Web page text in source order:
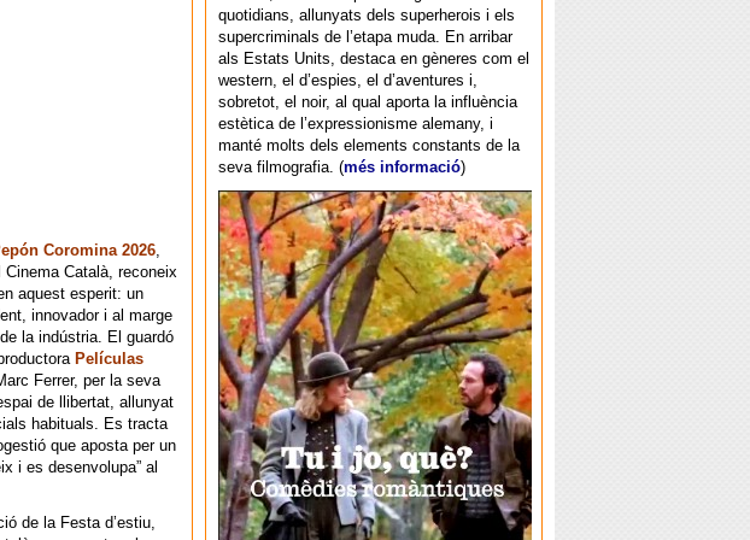
quotidians, allunyats dels superherois i els
supercriminals de l’etapa muda. En arribar
als Estats Units, destaca en gèneres com el
western, el d’espies, el d’aventures i,
sobretot, el noir, al qual aporta la influència
estètica de l’expressionisme alemany, i
manté molts dels elements constants de la
seva filmografia. (més informació)
Coromina 2026,
Cinema Català, reconeix
aquest esperit: un
innovador i al marge
la indústria. El guardó
Películas
Ferrer, per la seva
de llibertat, allunyat
habituals. Es tracta
que aposta per un
i es desenvolupa” al
de la Festa d’estiu,